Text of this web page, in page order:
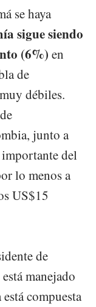
se haya
sigue siendo
(6%) en
de
débiles.
junto a
del
lo menos a
US$15
de
manejado
compuesta